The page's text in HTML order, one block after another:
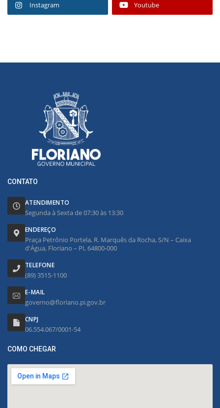
Instagram Youtube
CONTATO
ATENDIMENTO
Segunda à Sexta de 07:30 às 13:30
ENDEREÇO
Praça Petrônio Portela, R. Marquês da Rocha, S/N – Caixa
d'Água, Floriano – PI, 64800-000
TELEFONE
(89) 3515-1100
E-MAIL
governo@floriano.pi.gov.br
CNPJ
06.554.067/0001-54
COMO CHEGAR